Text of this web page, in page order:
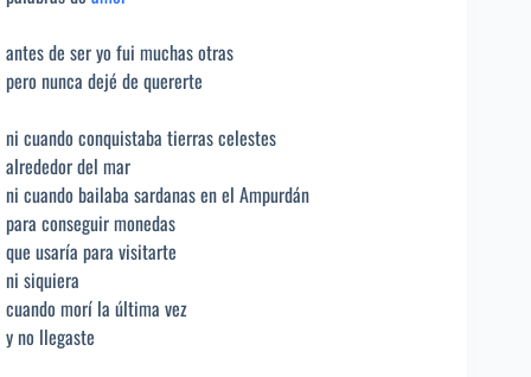
antes de ser yo fui muchas otras
pero nunca dejé de quererte
ni cuando conquistaba tierras celestes
alrededor del mar
ni cuando bailaba sardanas en el Ampurdán
para conseguir monedas
que usaría para visitarte
ni siquiera
cuando morí la última vez
y no llegaste